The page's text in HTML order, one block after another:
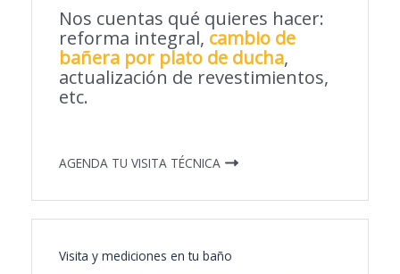
Nos cuentas qué quieres hacer:
reforma integral, cambio de
bañera por plato de ducha,
actualización de revestimientos,
etc.
AGENDA TU VISITA TÉCNICA
Visita y mediciones en tu baño